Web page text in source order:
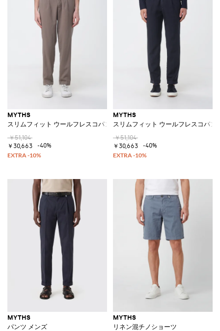
MYTHS
スリムフィット ウールフレスコパンツ
￥51,104
￥30,663
-40%
MYTHS
スリムフィット ウールフレスコパン
￥51,104
￥30,663
-40%
MYTHS
パンツ メンズ
MYTHS
リネン混チノショーツ